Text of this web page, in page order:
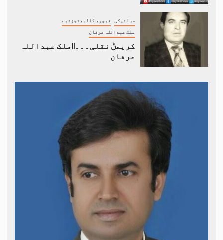
سرائیکی فیچر، کالم،تجزئیے
ملک عبداللہ عرفان
کریمݨ نقلی۔۔۔||ملک عبداللہ
عرفان